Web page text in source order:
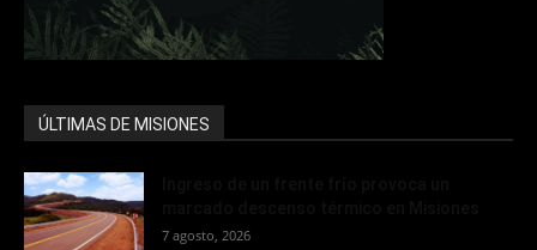
ÚLTIMAS DE MISIONES
7 agosto, 2026